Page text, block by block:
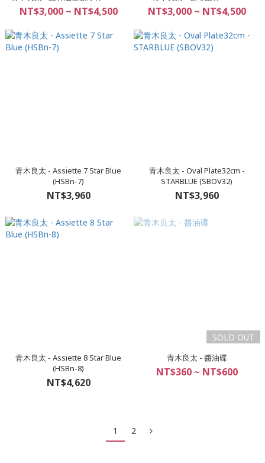
NT$3,000 ~ NT$4,500 NT$3,000 ~ NT$4,500
青木良太 - Assiette 7 Star Blue
(HSBn-7)
NT$3,960
青木良太 - Oval Plate32cm -
STARBLUE (SBOV32)
NT$3,960
青木良太 - Assiette 8 Star Blue
(HSBn-8)
NT$4,620
SOLD OUT
青木良太 - 醬油碟
NT$360 ~ NT$600
1 2